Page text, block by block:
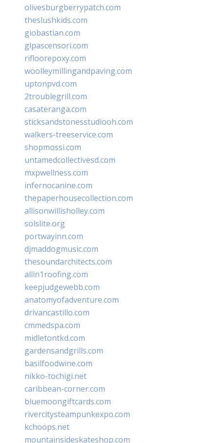
olivesburgberrypatch.com
theslushkids.com
giobastian.com
glpascensori.com
rifloorepoxy.com
woolleymillingandpaving.com
uptonpvd.com
2troublegrill.com
casateranga.com
sticksandstonesstudiooh.com
walkers-treeservice.com
shopmossi.com
untamedcollectivesd.com
mxpwellness.com
infernocanine.com
thepaperhousecollection.com
allisonwillisholley.com
solslite.org
portwayinn.com
djmaddogmusic.com
thesoundarchitects.com
allin1roofing.com
keepjudgewebb.com
anatomyofadventure.com
drivancastillo.com
cmmedspa.com
midletontkd.com
gardensandgrills.com
basilfoodwine.com
nikko-tochigi.net
caribbean-corner.com
bluemoongiftcards.com
rivercitysteampunkexpo.com
kchoops.net
mountainsideskateshop.com